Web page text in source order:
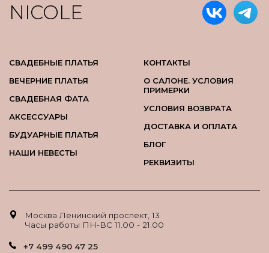
NICOLE
СВАДЕБНЫЕ ПЛАТЬЯ
ВЕЧЕРНИЕ ПЛАТЬЯ
СВАДЕБНАЯ ФАТА
АКСЕССУАРЫ
БУДУАРНЫЕ ПЛАТЬЯ
НАШИ НЕВЕСТЫ
КОНТАКТЫ
О САЛОНЕ. УСЛОВИЯ
ПРИМЕРКИ
УСЛОВИЯ ВОЗВРАТА
ДОСТАВКА И ОПЛАТА
БЛОГ
РЕКВИЗИТЫ
Москва Ленинский проспект, 13
Часы работы ПН-ВС 11.00 - 21.00
+7 499 490 47 25